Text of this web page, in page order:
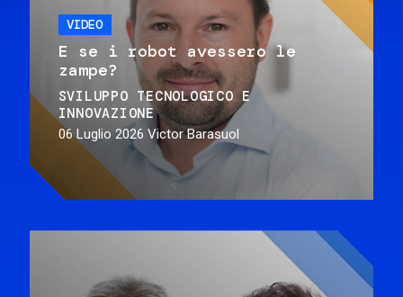
VIDEO
E se i robot avessero le
zampe?
SVILUPPO TECNOLOGICO E
INNOVAZIONE
06 Luglio 2026 Victor Barasuol